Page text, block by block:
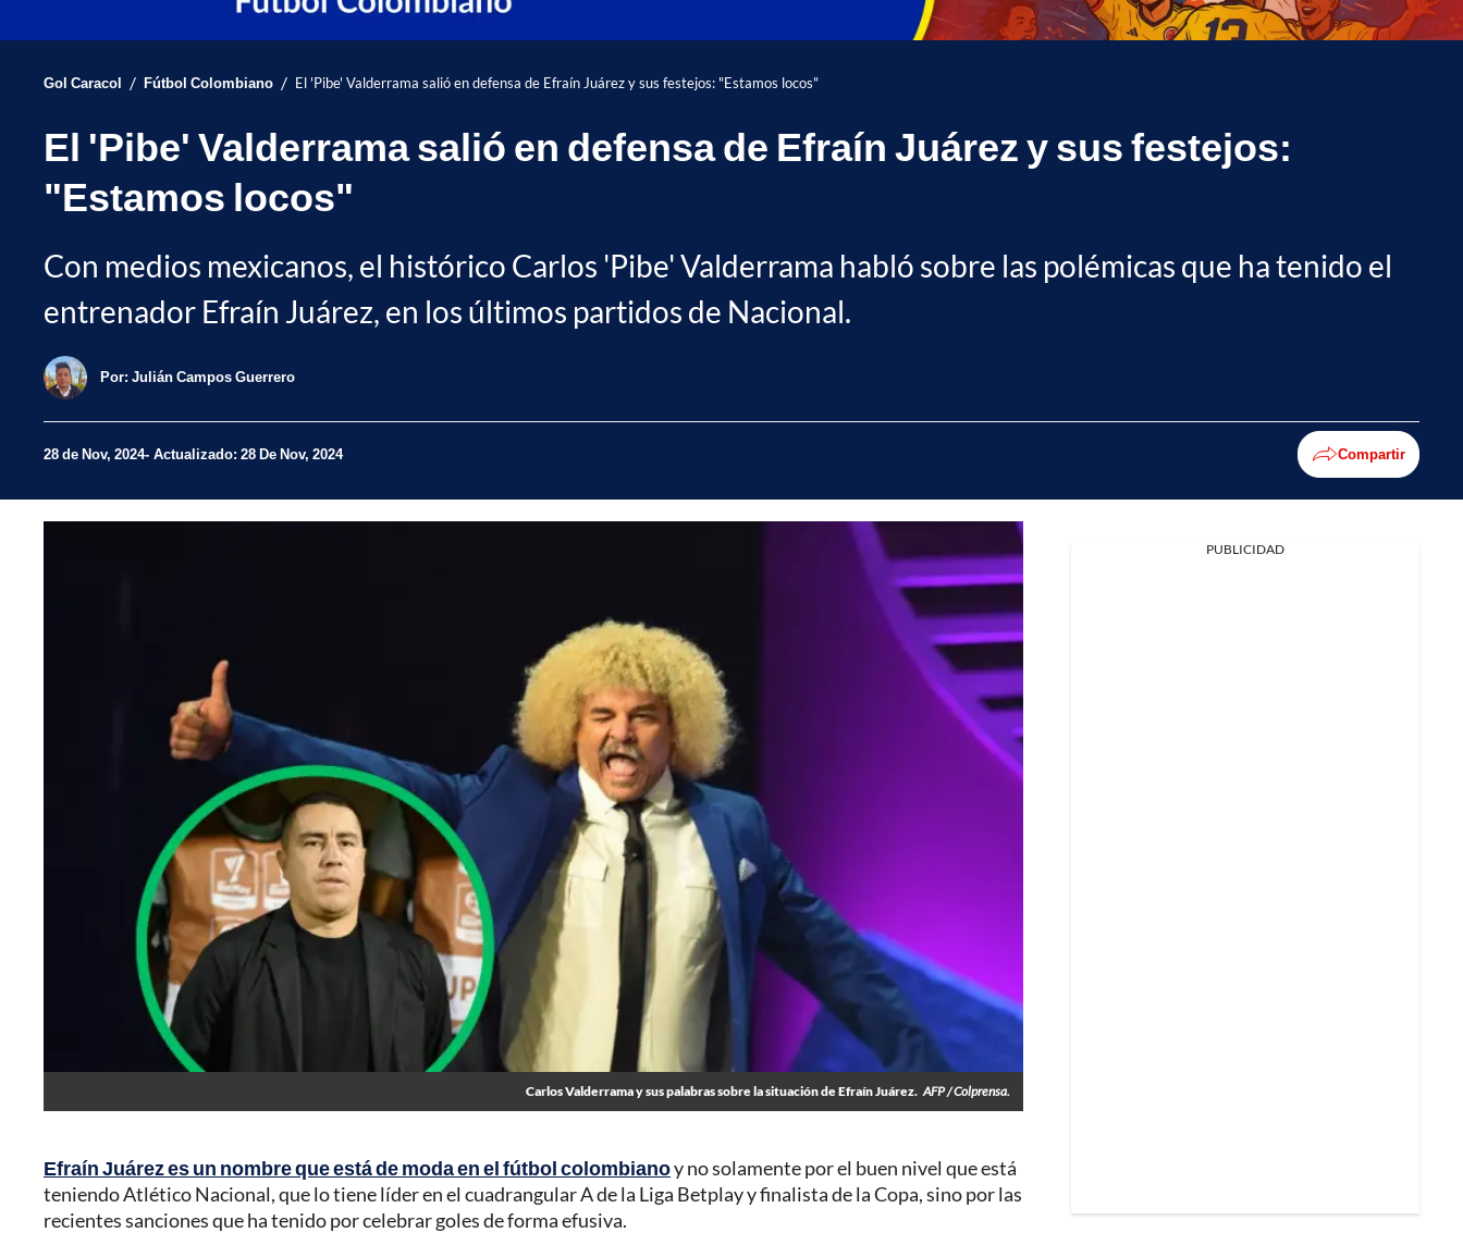
Gol Caracol / Fútbol Colombiano / El 'Pibe' Valderrama salió en defensa de Efraín Juárez y sus festejos: "Estamos locos"
El 'Pibe' Valderrama salió en defensa de Efraín Juárez y sus festejos:
"Estamos locos"
Con medios mexicanos, el histórico Carlos 'Pibe' Valderrama habló sobre las polémicas que ha tenido el
entrenador Efraín Juárez, en los últimos partidos de Nacional.
Por: Julián Campos Guerrero
28 de Nov, 2024 Actualizado: 28 De Nov, 2024 Compartir
Carlos Valderrama y sus palabras sobre la situación de Efraín Juárez. AFP / Colprensa.
Efraín Juárez es un nombre que está de moda en el fútbol colombianoy no solamente por el buen nivel que está
teniendo Atlético Nacional, que lo tiene líder en el cuadrangular A de la Liga Betplay y finalista de la Copa, sino por las
recientes sanciones que ha tenido por celebrar goles de forma efusiva.
PUBLICIDAD